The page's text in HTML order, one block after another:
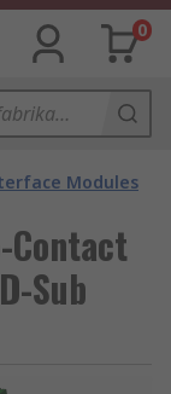
0
Modules
Contact
Sub